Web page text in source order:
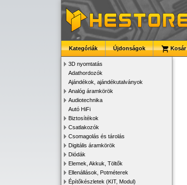
Kategóriák Újdonságok Kosár
3D nyomtatás
Adathordozók
Ajándékok, ajándékutalványok
Analóg áramkörök
Audiotechnika
Autó HiFi
Biztosítékok
Csatlakozók
Csomagolás és tárolás
Digitális áramkörök
Diódák
Elemek, Akkuk, Töltők
Ellenállások, Potméterek
Építőkészletek (KIT, Modul)